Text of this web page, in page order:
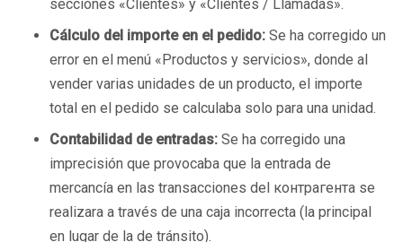
secciones «Clientes» y «Clientes / Llamadas».
Cálculo del importe en el pedido: Se ha corregido un
error en el menú «Productos y servicios», donde al
vender varias unidades de un producto, el importe
total en el pedido se calculaba solo para una unidad.
Contabilidad de entradas: Se ha corregido una
imprecisión que provocaba que la entrada de
mercancía en las transacciones del контрагента se
realizara a través de una caja incorrecta (la principal
en lugar de la de tránsito).